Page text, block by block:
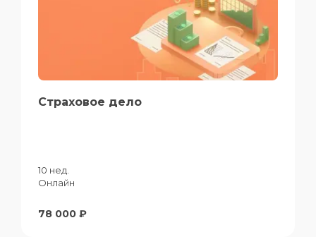
Страховое дело
10 нед.
Онлайн
78 000 ₽